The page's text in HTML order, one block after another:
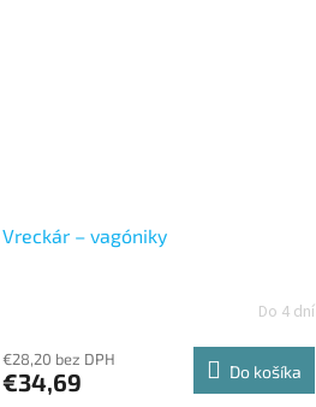
Vreckár – vagóniky
Do 4 dní
€28,20 bez DPH
€34,69 Do košíka